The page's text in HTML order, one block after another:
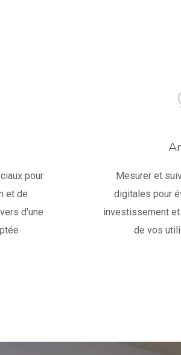
pour
et de
d'une
Mesurer et
digitales pour
investissement
de vos